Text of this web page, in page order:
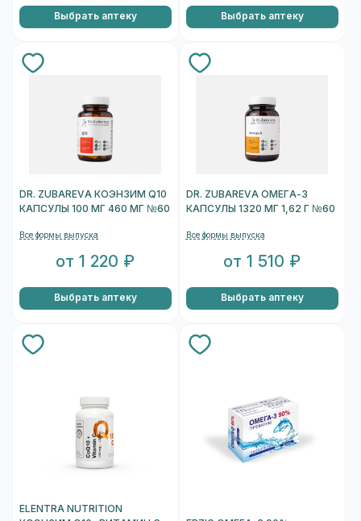
Выбрать аптеку Выбрать аптеку
DR. ZUBAREVA КОЭНЗИМ Q10
КАПСУЛЫ 100 МГ 460 МГ №60
Все формы выпуска
от 1 220 ₽
Выбрать аптеку
DR. ZUBAREVA ОМЕГА-3
КАПСУЛЫ 1320 МГ 1,62 Г №60
Все формы выпуска
от 1 510 ₽
Выбрать аптеку
ELENTRA NUTRITION